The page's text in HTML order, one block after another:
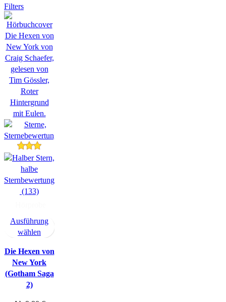
Filters
(133)
Ausführung
wählen
Die Hexen von
New York
(Gotham Saga
2)